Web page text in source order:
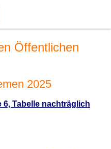
Öffentlichen
2025
Tabelle nachträglich